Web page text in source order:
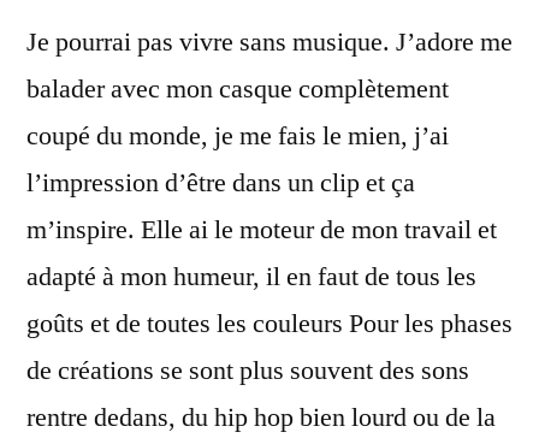
Je pourrai pas vivre sans musique. J’adore me
balader avec mon casque complètement
coupé du monde, je me fais le mien, j’ai
l’impression d’être dans un clip et ça
m’inspire. Elle ai le moteur de mon travail et
adapté à mon humeur, il en faut de tous les
goûts et de toutes les couleurs Pour les phases
de créations se sont plus souvent des sons
rentre dedans, du hip hop bien lourd ou de la